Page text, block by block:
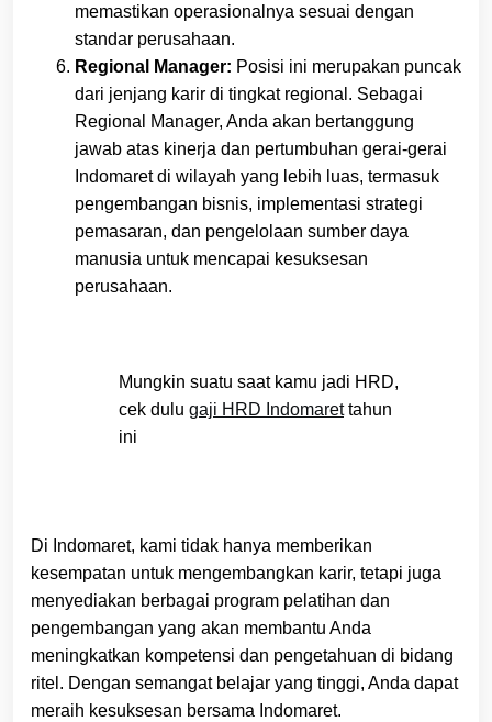
memastikan operasionalnya sesuai dengan
standar perusahaan.
Regional Manager: Posisi ini merupakan puncak
dari jenjang karir di tingkat regional. Sebagai
Regional Manager, Anda akan bertanggung
jawab atas kinerja dan pertumbuhan gerai-gerai
Indomaret di wilayah yang lebih luas, termasuk
pengembangan bisnis, implementasi strategi
pemasaran, dan pengelolaan sumber daya
manusia untuk mencapai kesuksesan
perusahaan.
Mungkin suatu saat kamu jadi HRD,
cek dulu gaji HRD Indomarettahun
ini
Di Indomaret, kami tidak hanya memberikan
kesempatan untuk mengembangkan karir, tetapi juga
menyediakan berbagai program pelatihan dan
pengembangan yang akan membantu Anda
meningkatkan kompetensi dan pengetahuan di bidang
ritel. Dengan semangat belajar yang tinggi, Anda dapat
meraih kesuksesan bersama Indomaret.